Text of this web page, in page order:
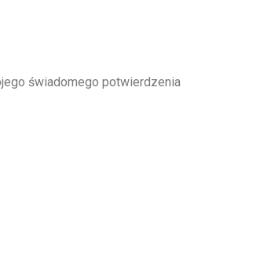
świadomego potwierdzenia